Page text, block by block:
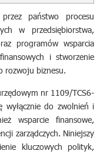
państwo procesu
w przedsiębiorstwa,
programów wsparcia
i stworzenie
rozwoju biznesu.
nr 1109/TCS6-
wyłącznie do zwolnień i
wsparcie finansowe,
zarządczych. Niniejszy
kluczowych polityk,